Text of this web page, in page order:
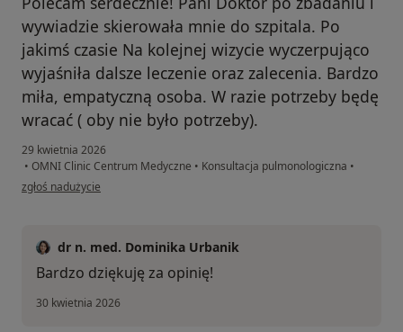
wywiadzie skierowała mnie do szpitala. Po
jakimś czasie Na kolejnej wizycie wyczerpująco
wyjaśniła dalsze leczenie oraz zalecenia. Bardzo
miła, empatyczną osoba. W razie potrzeby będę
wracać ( oby nie było potrzeby).
29 kwietnia 2026
• OMNI Clinic Centrum Medyczne • Konsultacja pulmonologiczna •
w opinii użytkownika Kinga
zgłoś nadużycie
dr n. med. Dominika Urbanik
Bardzo dziękuję za opinię!
30 kwietnia 2026